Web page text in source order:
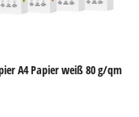
A4 Papier weiß 80 g/qm